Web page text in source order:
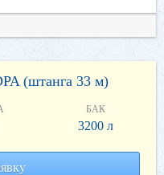
(штанга 33 м)
БАК
3200 л